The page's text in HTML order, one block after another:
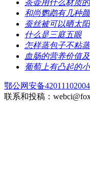
茶壶用什么材质
和尚鹦鹉有几种
蚕丝被可以晒太
​什么是三庭五眼
怎样蒸包子不粘
血肠的营养价值
葡萄上有凸起的
鄂公网安备
联系和投稿：